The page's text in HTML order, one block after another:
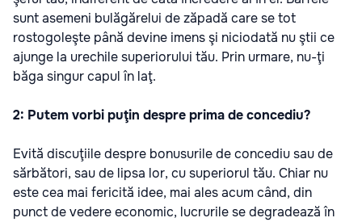
sunt asemeni bulăgărelui de zăpadă care se tot
rostogoleşte până devine imens şi niciodată nu ştii ce
ajunge la urechile superiorului tău. Prin urmare, nu-ţi
băga singur capul în laţ.
2: Putem vorbi puţin despre prima de concediu?
Evită discuţiile despre bonusurile de concediu sau de
sărbători, sau de lipsa lor, cu superiorul tău. Chiar nu
este cea mai fericită idee, mai ales acum când, din
punct de vedere economic, lucrurile se degradează în